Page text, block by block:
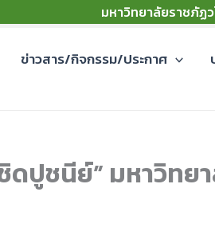
มหาวิทยาลัยราชภัฏ
ข่าวสาร/กิจกรรม/ประกาศ
ดปูชนีย์” มหาวิทย